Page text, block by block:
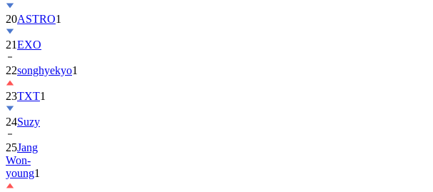
20ASTRO1
21EXO
22songhyekyo1
23TXT1
24Suzy
25Jang
Won-
young1